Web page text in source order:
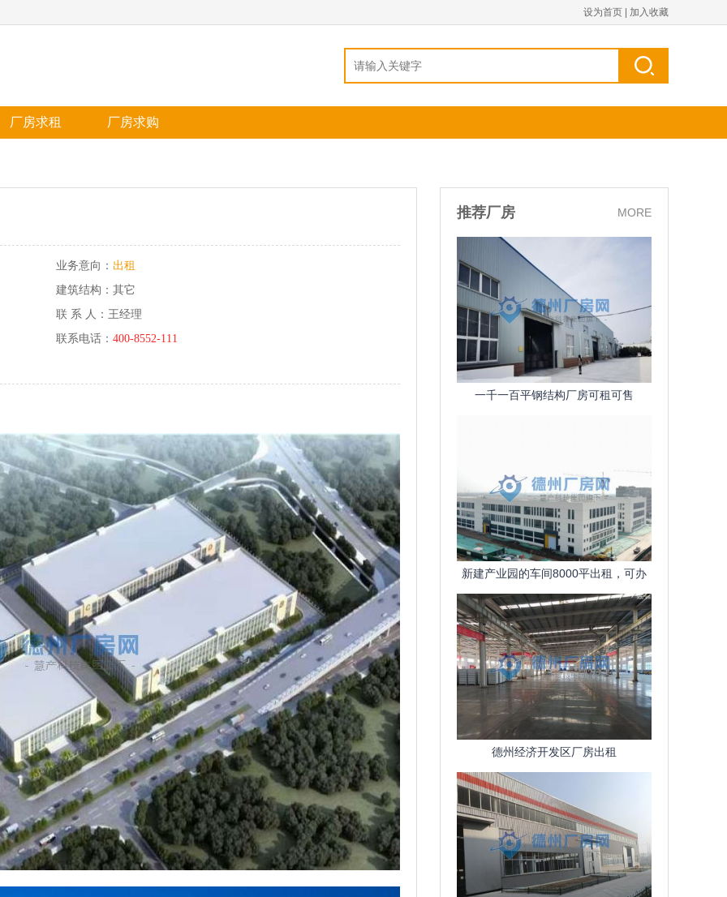
设为首页 加入收藏
厂房求租 厂房求购
业务意向： 出租
建筑结构：其它
联 系 人：王经理
联系电话： 400-8552-111
推荐厂房 MORE
一千一百平钢结构厂房可租可售
新建产业园的车间8000平出租，可办
公，交通便利
德州经济开发区厂房出租